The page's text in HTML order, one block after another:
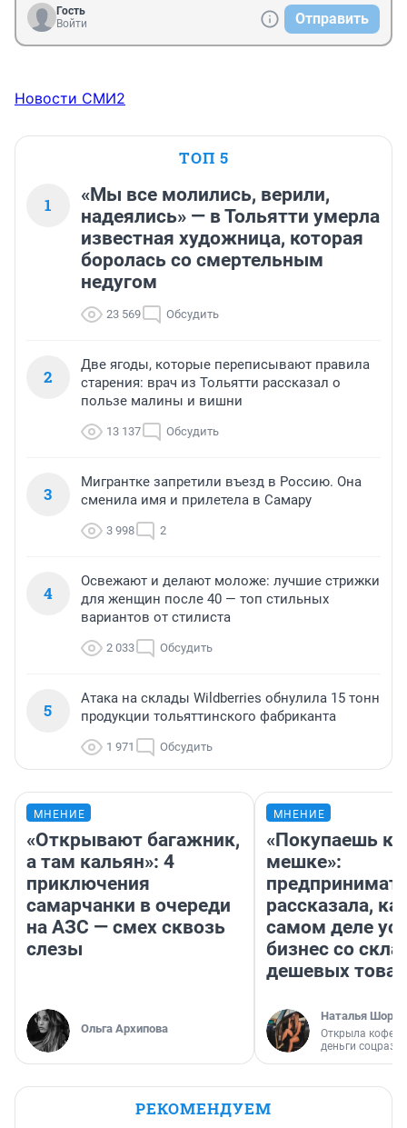
Гость
Войти
Отправить
Новости СМИ2
ТОП 5
1
«Мы все молились, верили,
надеялись» — в Тольятти умерла
известная художница, которая
боролась со смертельным
недугом
23 569 Обсудить
2
Две ягоды, которые переписывают правила
старения: врач из Тольятти рассказал о
пользе малины и вишни
13 137 Обсудить
3
Мигрантке запретили въезд в Россию. Она
сменила имя и прилетела в Самару
3 998 2
4
Освежают и делают моложе: лучшие стрижки
для женщин после 40 — топ стильных
вариантов от стилиста
2 033 Обсудить
5
Атака на склады Wildberries обнулила 15 тонн
продукции тольяттинского фабриканта
1 971 Обсудить
МНЕНИЕ
«Открывают багажник,
а там кальян»: 4
приключения
самарчанки в очереди
на АЗС — смех сквозь
слезы
Ольга Архипова
МНЕНИЕ
«Покупаешь
мешке»:
рассказала,
самом деле
бизнес со
дешевых
Наталья
Открыла
деньги
РЕКОМЕНДУЕМ